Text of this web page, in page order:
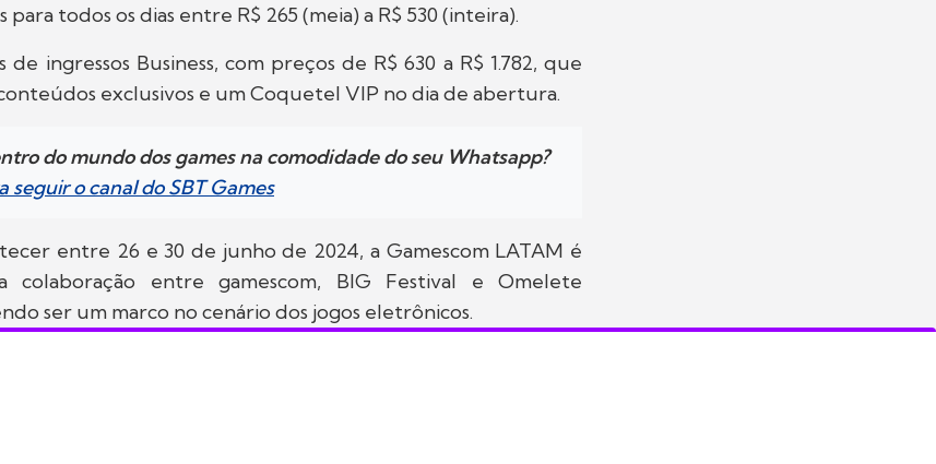
para todos os dias entre R$ 265 (meia) a R$ 530 (inteira).
ingressos Business, com preços de R$ 630 a R$ 1.782, que
exclusivos e um Coquetel VIP no dia de abertura.
do mundo dos games na comodidade do seu Whatsapp?
seguir o canal do SBT Games
entre 26 e 30 de junho de 2024, a Gamescom LATAM é
colaboração entre gamescom, BIG Festival e Omelete
ser um marco no cenário dos jogos eletrônicos.